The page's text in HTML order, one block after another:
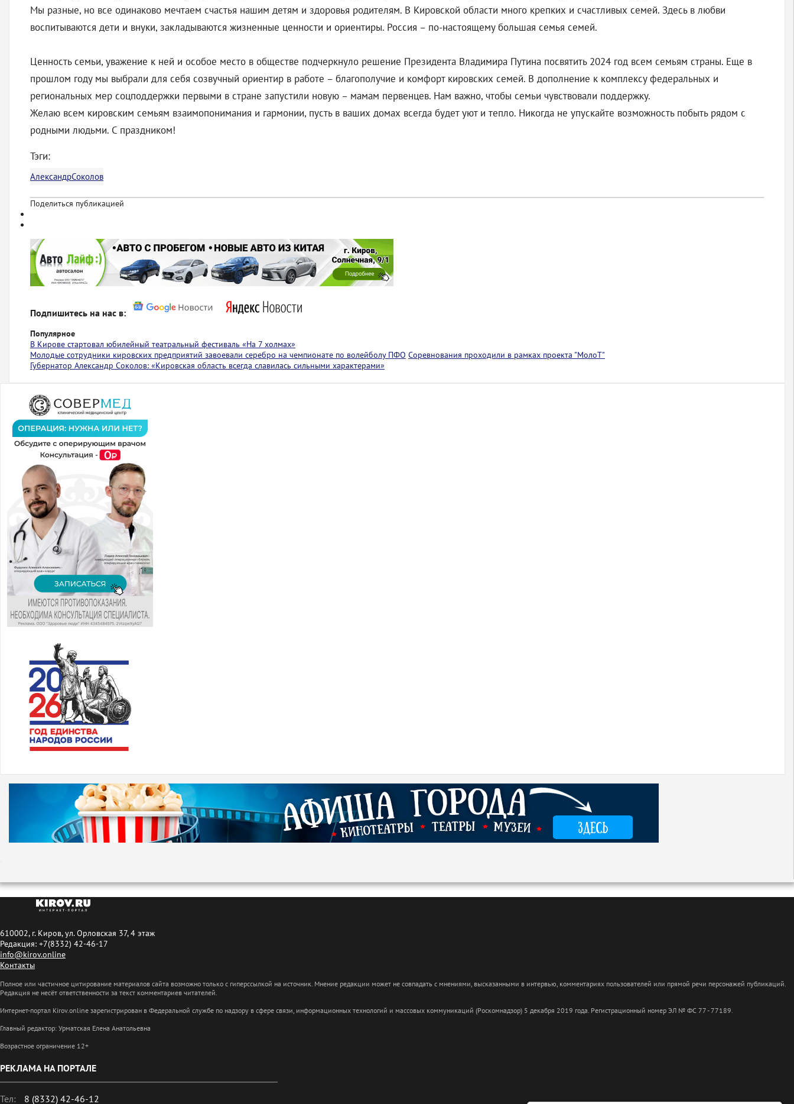
Мы разные, но все одинаково мечтаем счастья нашим детям и здоровья родителям. В Кировской области много крепких и счастливых семей. Здесь в любви
воспитываются дети и внуки, закладываются жизненные ценности и ориентиры. Россия – по-настоящему большая семья семей.
Ценность семьи, уважение к ней и особое место в обществе подчеркнуло решение Президента Владимира Путина посвятить 2024 год всем семьям страны. Еще в
прошлом году мы выбрали для себя созвучный ориентир в работе – благополучие и комфорт кировских семей. В дополнение к комплексу федеральных и
региональных мер соцподдержки первыми в стране запустили новую – мамам первенцев. Нам важно, чтобы семьи чувствовали поддержку.
Желаю всем кировским семьям взаимопонимания и гармонии, пусть в ваших домах всегда будет уют и тепло. Никогда не упускайте возможность побыть рядом с
родными людьми. С праздником!
Тэги:
АлександрСоколов
Поделиться публикацией
Подпишитесь на нас в:
Популярное
В Кирове стартовал юбилейный театральный фестиваль «На 7 холмах»
Молодые сотрудники кировских предприятий завоевали серебро на чемпионате по волейболу ПФО Соревнования проходили в рамках проекта "МолоТ"
Губернатор Александр Соколов: «Кировская область всегда славилась сильными характерами»
610002, г. Киров, ул. Орловская 37, 4 этаж
Редакция: +7(8332) 42-46-17
info@kirov.online
Контакты
Полное или частичное цитирование материалов сайта возможно только с гиперссылкой на источник. Мнение редакции может не совпадать с мнениями, высказанными в интервью, комментариях пользователей или прямой речи персонажей публикаций.
Редакция не несёт ответственности за текст комментариев читателей.
Интернет-портал Kirov.online зарегистрирован в Федеральной службе по надзору в сфере связи, информационных технологий и массовых коммуникаций (Роскомнадзор) 5 декабря 2019 года. Регистрационный номер ЭЛ № ФС 77 - 77189.
Главный редактор: Урматская Елена Анатольевна
Возрастное ограничение 12+
РЕКЛАМА НА ПОРТАЛЕ
Тел: 8 (8332) 42-46-12